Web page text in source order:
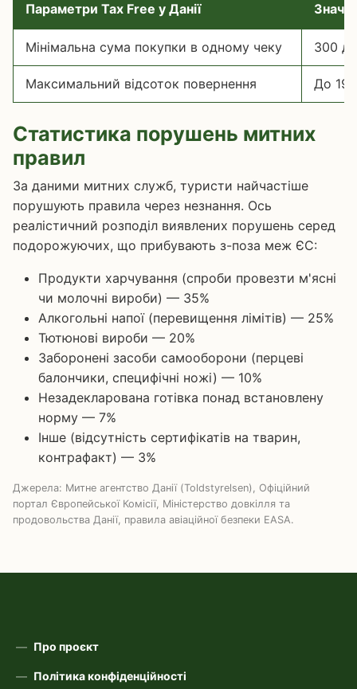
Параметри Tax Free у Данії
Мінімальна сума покупки в одному чеку 300
Максимальний відсоток повернення До
Статистика порушень митних
правил
За даними митних служб, туристи найчастіше
порушують правила через незнання. Ось
реалістичний розподіл виявлених порушень серед
подорожуючих, що прибувають з-поза меж ЄС:
Продукти харчування (спроби провезти м'ясні
чи молочні вироби) — 35%
Алкогольні напої (перевищення лімітів) — 25%
Тютюнові вироби — 20%
Заборонені засоби самооборони (перцеві
балончики, специфічні ножі) — 10%
Незадекларована готівка понад встановлену
норму — 7%
Інше (відсутність сертифікатів на тварин,
контрафакт) — 3%
Джерела: Митне агентство Данії (Toldstyrelsen), Офіційний
портал Європейської Комісії, Міністерство довкілля та
продовольства Данії, правила авіаційної безпеки EASA.
Про проєкт
Політика конфіденційності